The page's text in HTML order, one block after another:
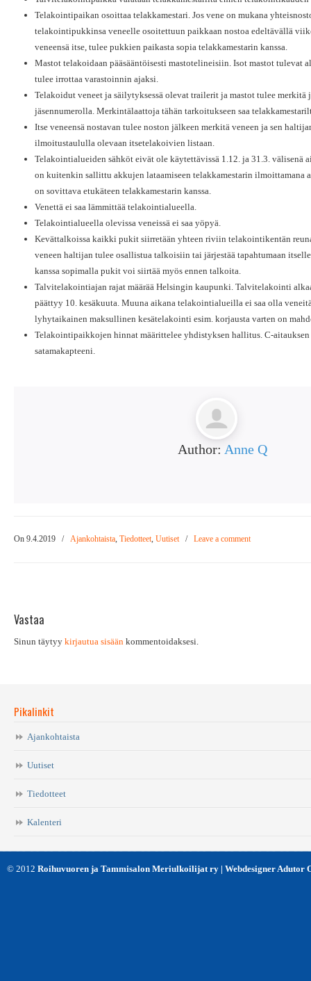
Telakointipaikan osoittaa telakkamestari. Jos vene on mukana
telakointipukkinsa veneelle osoitettuun paikkaan nostoa edeltävällä
veneensä itse, tulee pukkien paikasta sopia telakkamestarin kanssa.
Mastot telakoidaan pääsääntöisesti mastotelineisiin. Isot mastot
tulee irrottaa varastoinnin ajaksi.
Telakoidut veneet ja säilytyksessä olevat trailerit ja mastot tulee merkitä
jäsennumerolla. Merkintälaattoja tähän tarkoitukseen saa
Itse veneensä nostavan tulee noston jälkeen merkitä veneen ja sen
ilmoitustaululla olevaan itsetelakoivien listaan.
Telakointialueiden sähköt eivät ole käytettävissä 1.12. ja 31.3. välisenä
on kuitenkin sallittu akkujen lataamiseen telakkamestarin ilmoittamana
on sovittava etukäteen telakkamestarin kanssa.
Venettä ei saa lämmittää telakointialueella.
Telakointialueella olevissa veneissä ei saa yöpyä.
Kevättalkoissa kaikki pukit siirretään yhteen riviin telakointikentän
veneen haltijan tulee osallistua talkoisiin tai järjestää tapahtumaan
kanssa sopimalla pukit voi siirtää myös ennen talkoita.
Talvitelakointiajan rajat määrää Helsingin kaupunki. Talvitelakointi
päättyy 10. kesäkuuta. Muuna aikana telakointialueilla ei saa olla
lyhytaikainen maksullinen kesätelakointi esim. korjausta varten on
Telakointipaikkojen hinnat määrittelee yhdistyksen hallitus. C-
satamakapteeni.
Author: Anne Q
On 9.4.2019 / Ajankohtaista, Tiedotteet, Uutiset / Leave a comment
Vastaa
Sinun täytyy kirjautua sisään kommentoidaksesi.
Pikalinkit
Ajankohtaista
Uutiset
Tiedotteet
Kalenteri
© 2012 Roihuvuoren ja Tammisalon Meriulkoilijat ry | Webdesigner Adutor